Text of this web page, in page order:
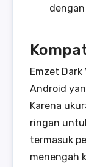
Emzet
Android
Karena
ringan
termasuk
menengah